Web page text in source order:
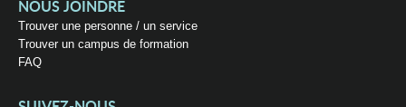
NOUS JOINDRE
Trouver une personne / un service
Trouver un campus de formation
FAQ